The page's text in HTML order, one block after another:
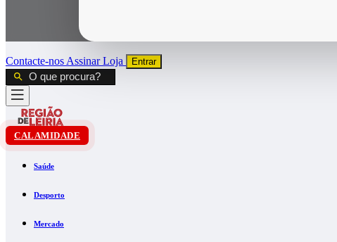
Contacte-nos AssinarLoja Entrar
CALAMIDADE
Saúde
Desporto
Mercado